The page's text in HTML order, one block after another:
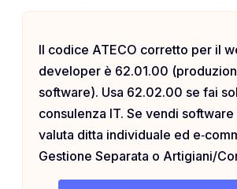
Il codice ATECO corretto per il
developer è 62.01.00
software). Usa 62.02.00 se fai
consulenza IT. Se vendi
valuta ditta individuale ed
Gestione Separata o Artigiani/